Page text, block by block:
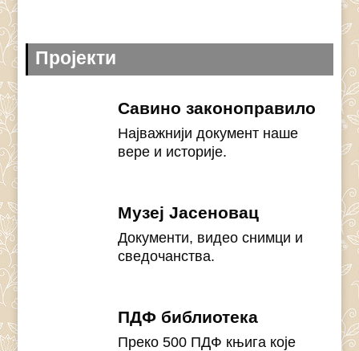
Пројекти
Савино законоправило
Најважнији документ наше
вере и историје.
Музеј Јасеновац
Документи, видео снимци и
сведочанства.
ПДФ библиотека
Преко 500 ПДФ књига које